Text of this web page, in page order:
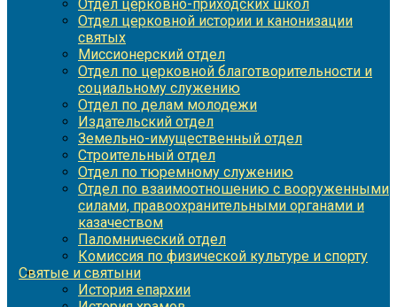
Отдел церковно-приходских школ
Отдел церковной истории и канонизации
святых
Миссионерский отдел
Отдел по церковной благотворительности и
социальному служению
Отдел по делам молодежи
Издательский отдел
Земельно-имущественный отдел
Строительный отдел
Отдел по тюремному служению
Отдел по взаимоотношению с вооруженными
силами, правоохранительными органами и
казачеством
Паломнический отдел
Комиссия по физической культуре и спорту
Святые и святыни
История епархии